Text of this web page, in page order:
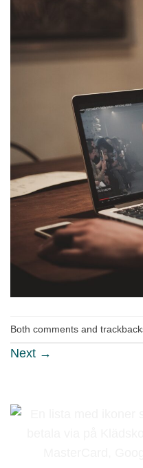
Both comments and
Next →